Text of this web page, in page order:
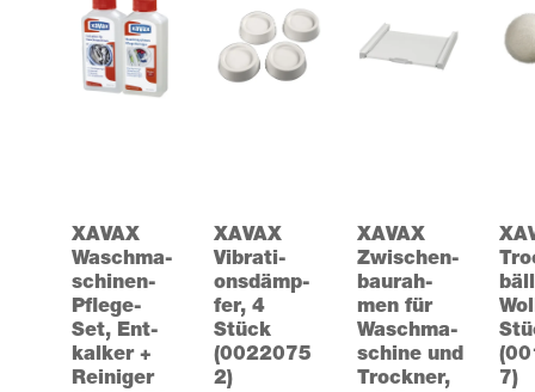
XAVAX
Wasch­ma­
schi­nen-
Pfle­ge-
Set, Ent­
kal­ker +
Rei­ni­ger
XAVAX
Vibra­ti­
ons­dämp­
fer, 4
Stück
(0022075
2)
XAVAX
Zwi­schen­
bau­rah­
men für
Wasch­ma­
schi­ne und
Trock­ner,
7)